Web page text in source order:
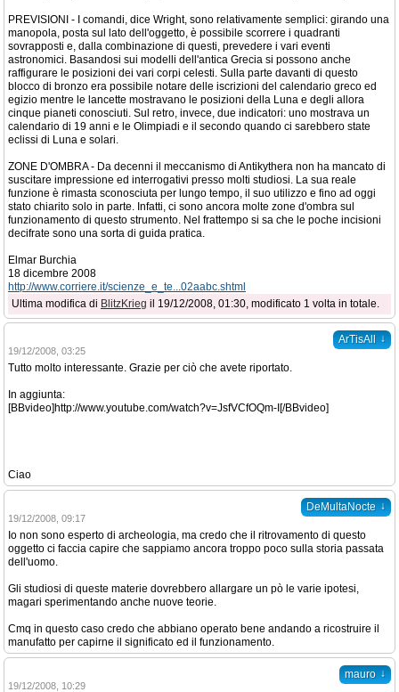
PREVISIONI - I comandi, dice Wright, sono relativamente semplici: girando una
manopola, posta sul lato dell'oggetto, è possibile scorrere i quadranti
sovrapposti e, dalla combinazione di questi, prevedere i vari eventi
astronomici. Basandosi sui modelli dell'antica Grecia si possono anche
raffigurare le posizioni dei vari corpi celesti. Sulla parte davanti di questo
blocco di bronzo era possibile notare delle iscrizioni del calendario greco ed
egizio mentre le lancette mostravano le posizioni della Luna e degli allora
cinque pianeti conosciuti. Sul retro, invece, due indicatori: uno mostrava un
calendario di 19 anni e le Olimpiadi e il secondo quando ci sarebbero state
eclissi di Luna e solari.
ZONE D'OMBRA - Da decenni il meccanismo di Antikythera non ha mancato di
suscitare impressione ed interrogativi presso molti studiosi. La sua reale
funzione è rimasta sconosciuta per lungo tempo, il suo utilizzo e fino ad oggi
stato chiarito solo in parte. Infatti, ci sono ancora molte zone d'ombra sul
funzionamento di questo strumento. Nel frattempo si sa che le poche incisioni
decifrate sono una sorta di guida pratica.
Elmar Burchia
18 dicembre 2008
http://www.corriere.it/scienze_e_te...02aabc.shtml
Ultima modifica di BlitzKrieg il 19/12/2008, 01:30, modificato 1 volta in totale.
ArTisAll ↓
19/12/2008, 03:25
Tutto molto interessante. Grazie per ciò che avete riportato.
In aggiunta:
[BBvideo]http://www.youtube.com/watch?v=JsfVCfOQm-I[/BBvideo]
Ciao
DeMultaNocte ↓
19/12/2008, 09:17
Io non sono esperto di archeologia, ma credo che il ritrovamento di questo
oggetto ci faccia capire che sappiamo ancora troppo poco sulla storia passata
dell'uomo.
Gli studiosi di queste materie dovrebbero allargare un pò le varie ipotesi,
magari sperimentando anche nuove teorie.
Cmq in questo caso credo che abbiano operato bene andando a ricostruire il
manufatto per capirne il significato ed il funzionamento.
mauro ↓
19/12/2008, 10:29